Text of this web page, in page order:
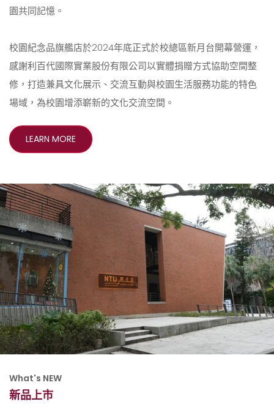
園共同記憶。
校園紀念品旗艦店於2024年底正式於校總區新月台開幕營運，
感謝利百代國際實業股份有限公司以實體捐贈方式協助空間整
修，打造兼具文化展示、交流互動與校園生活服務功能的特色
場域，為校園增添嶄新的文化交流空間。
LEARN MORE
What's NEW
新品上市